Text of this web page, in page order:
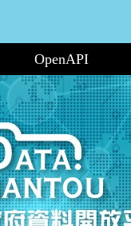
OpenAPI